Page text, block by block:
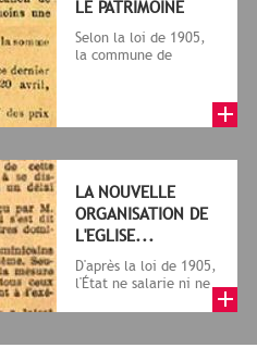
LE PATRIMOINE
Selon la loi de 1905,
la commune de
LA NOUVELLE
ORGANISATION DE
L'EGLISE...
D'après la loi de 1905,
l'État ne salarie ni ne